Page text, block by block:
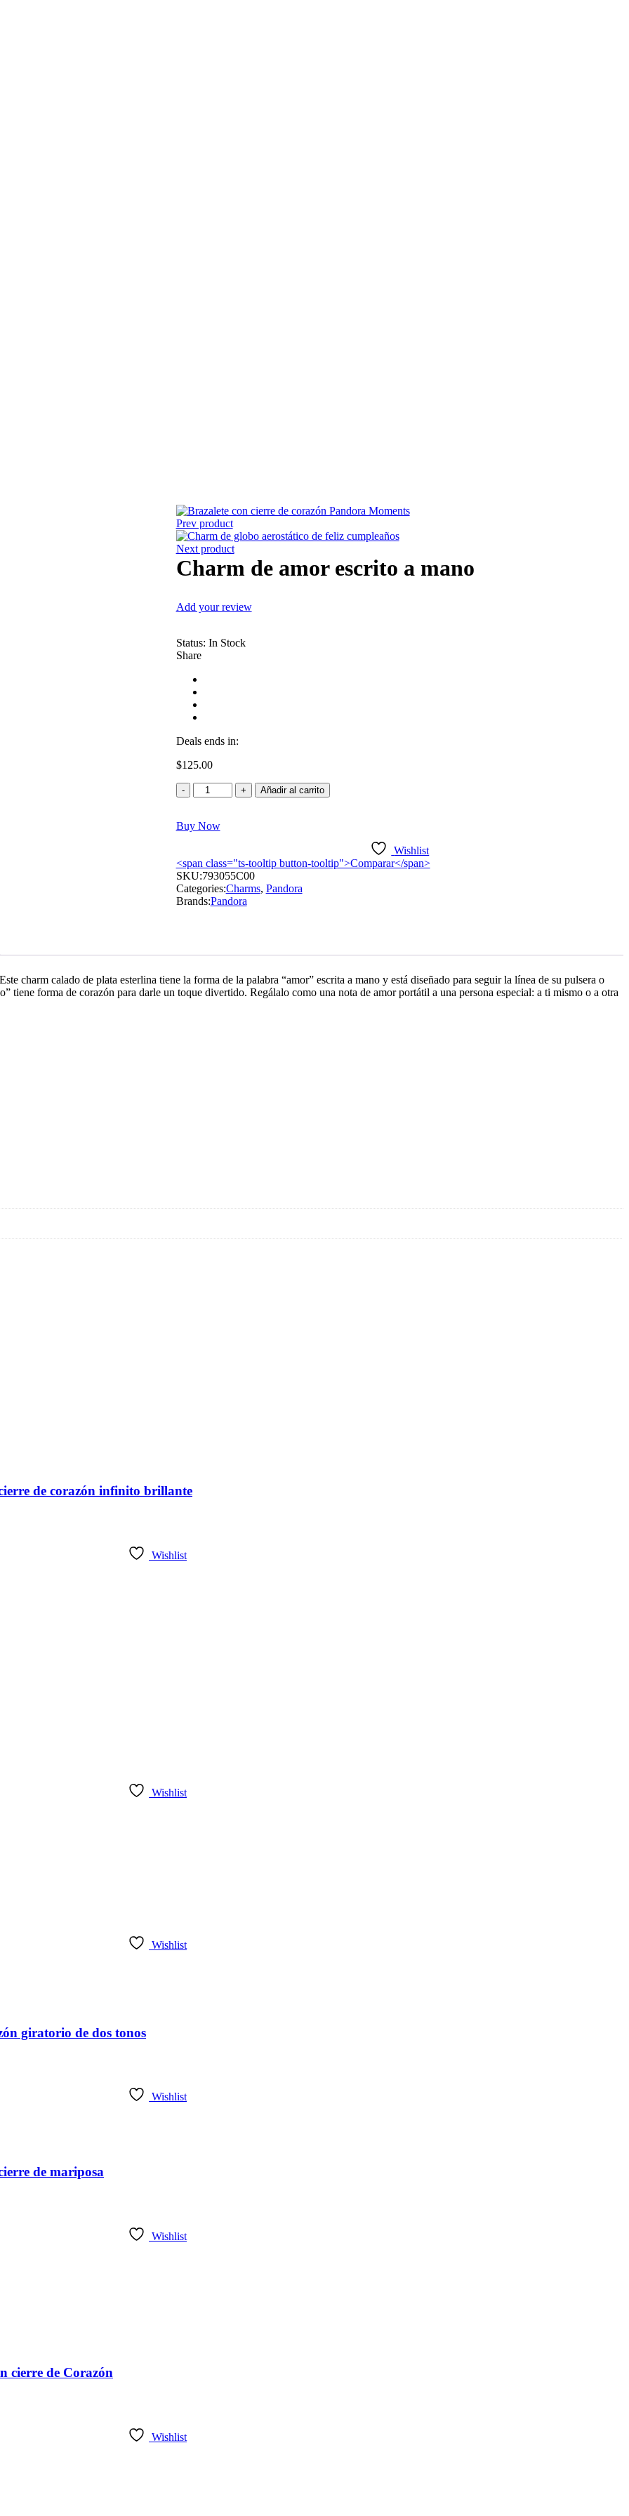
Prev product
Next product
Charm de amor escrito a mano
Add your review
Status: In Stock
Share
Deals ends in:
$125.00
Charm
de
escrito
cantidad
Añadir al carrito
Buy Now
Wishlist
<span class="ts-tooltip button-tooltip">Comparar</span>
SKU:793055C00
Categories:Charms, Pandora
Brands:Pandora
charm calado de plata esterlina tiene la forma de la palabra “amor” escrita a mano y está diseñado para seguir la línea de su pulsera o
tiene forma de corazón para darle un toque divertido. Regálalo como una nota de amor portátil a una persona especial: a ti mismo o a otra
de corazón infinito brillante
Wishlist
Wishlist
Wishlist
giratorio de dos tonos
Wishlist
de mariposa
Wishlist
cierre de Corazón
Wishlist